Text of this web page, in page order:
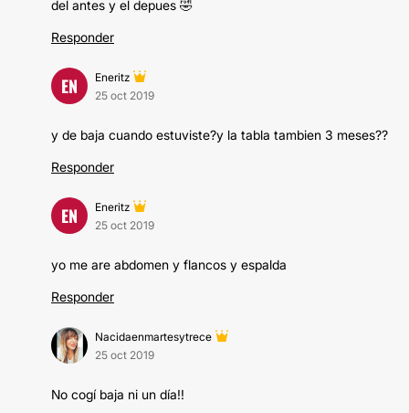
del antes y el depues 🤣
Responder
EN
Eneritz
25 oct 2019
y de baja cuando estuviste?y la tabla tambien 3 meses??
Responder
EN
Eneritz
25 oct 2019
yo me are abdomen y flancos y espalda
Responder
Nacidaenmartesytrece
25 oct 2019
No cogí baja ni un día!!